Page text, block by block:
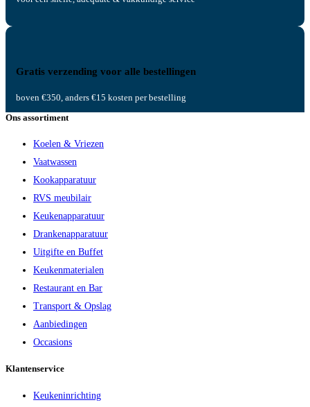
Gratis verzending voor alle bestellingen
boven €350, anders €15 kosten per bestelling
Ons assortiment
Koelen & Vriezen
Vaatwassen
Kookapparatuur
RVS meubilair
Keukenapparatuur
Drankenapparatuur
Uitgifte en Buffet
Keukenmaterialen
Restaurant en Bar
Transport & Opslag
Aanbiedingen
Occasions
Klantenservice
Keukeninrichting